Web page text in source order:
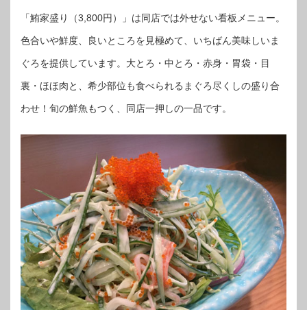
「鮪家盛り（3,800円）」は同店では外せない看板メニュー。
色合いや鮮度、良いところを見極めて、いちばん美味しいま
ぐろを提供しています。大とろ・中とろ・赤身・胃袋・目
裏・ほほ肉と、希少部位も食べられるまぐろ尽くしの盛り合
わせ！旬の鮮魚もつく、同店一押しの一品です。